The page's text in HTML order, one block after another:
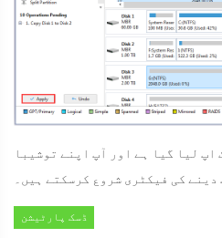
اپ لیا گیا ہے اور آپ اپنے توشیبا
کی فیکٹری شروع کرسکتے ہیں۔
ڈسک پارٹیشن